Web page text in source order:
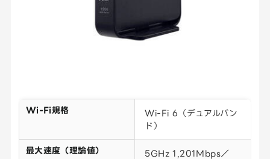
Wi-Fi規格
Wi-Fi 6（デュアルバン
ド）
最大速度（理論値）
5GHz 1,201Mbps／